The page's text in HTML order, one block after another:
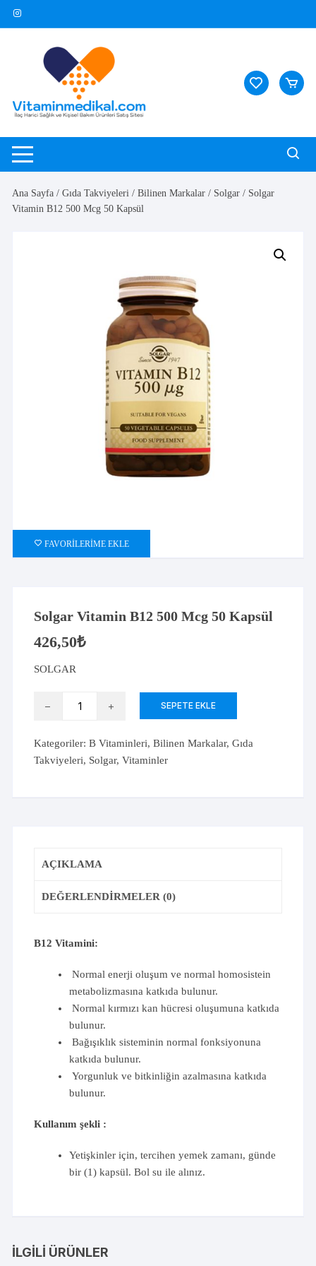
Skip
Ana Sayfa /Gıda Takviyeleri /Bilinen Markalar / Solgar / Solgar
Vitamin B12 500 Mcg 50 Kapsül
FAVORILERIME EKLE
Solgar Vitamin B12 500 Mcg 50 Kapsül
426,50₺
SOLGAR
500
Mcg
SEPETE EKLE
Kategoriler:B Vitaminleri,Bilinen Markalar,Gıda
Takviyeleri, Solgar,Vitaminler
AÇIKLAMA
DEĞERLENDIRMELER (0)
B12 Vitamini:
Normal enerji oluşum ve normal homosistein
metabolizmasına katkıda bulunur.
Normal kırmızı kan hücresi oluşumuna katkıda
bulunur.
Bağışıklık sisteminin normal fonksiyonuna
katkıda bulunur.
Yorgunluk ve bitkinliğin azalmasına katkıda
bulunur.
Kullanım şekli :
Yetişkinler için, tercihen yemek zamanı, günde
bir (1) kapsül. Bol su ile alınız.
İLGILI ÜRÜNLER